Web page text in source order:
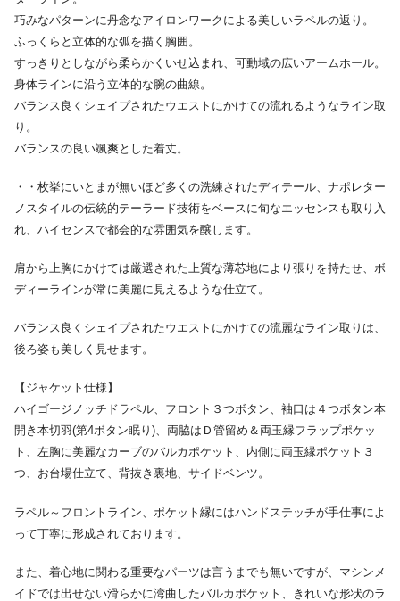
巧みなパターンに丹念なアイロンワークによる美しいラペルの返り。
ふっくらと立体的な弧を描く胸囲。
すっきりとしながら柔らかくいせ込まれ、可動域の広いアームホール。
身体ラインに沿う立体的な腕の曲線。
バランス良くシェイプされたウエストにかけての流れるようなライン取
り。
バランスの良い颯爽とした着丈。
・・枚挙にいとまが無いほど多くの洗練されたディテール、ナポレター
ノスタイルの伝統的テーラード技術をベースに旬なエッセンスも取り入
れ、ハイセンスで都会的な雰囲気を醸します。
肩から上胸にかけては厳選された上質な薄芯地により張りを持たせ、ボ
ディーラインが常に美麗に見えるような仕立て。
バランス良くシェイプされたウエストにかけての流麗なライン取りは、
後ろ姿も美しく見せます。
【ジャケット仕様】
ハイゴージノッチドラペル、フロント３つボタン、袖口は４つボタン本
開き本切羽(第4ボタン眠り)、両脇はＤ管留め＆両玉縁フラップポケッ
ト、左胸に美麗なカーブのバルカポケット、内側に両玉縁ポケット３
つ、お台場仕立て、背抜き裏地、サイドベンツ。
ラペル～フロントライン、ポケット縁にはハンドステッチが手仕事によ
って丁寧に形成されております。
また、着心地に関わる重要なパーツは言うまでも無いですが、マシンメ
イドでは出せない滑らかに湾曲したバルカポケット、きれいな形状のラ